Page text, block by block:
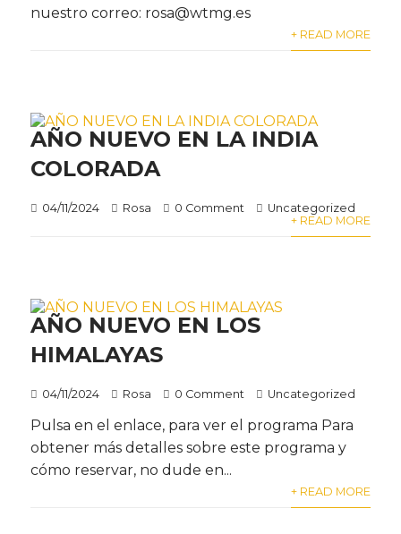
nuestro correo: rosa@wtmg.es
+ READ MORE
AÑO NUEVO EN LA INDIA
COLORADA
04/11/2024 Rosa 0 Comment
Uncategorized
+ READ MORE
AÑO NUEVO EN LOS
HIMALAYAS
04/11/2024 Rosa 0 Comment Uncategorized
Pulsa en el enlace, para ver el programa Para
obtener más detalles sobre este programa y
cómo reservar, no dude en...
+ READ MORE